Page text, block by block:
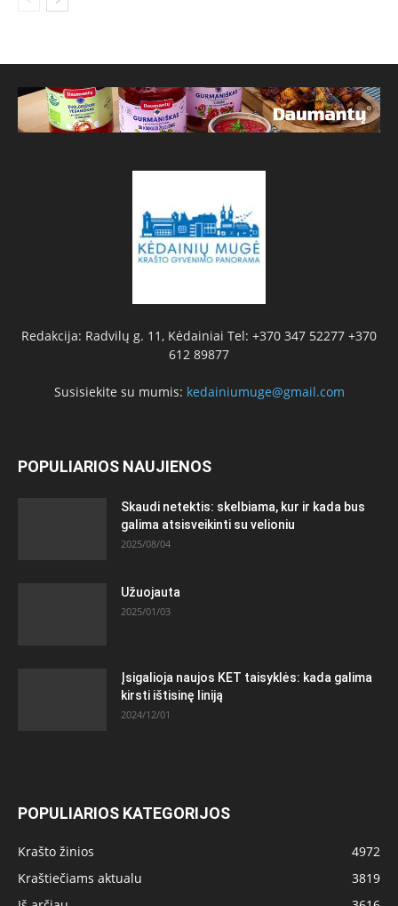
Redakcija: Radvilų g. 11, Kėdainiai Tel: +370 347 52277 +370
612 89877
Susisiekite su mumis: kedainiumuge@gmail.com
POPULIARIOS NAUJIENOS
Skaudi netektis: skelbiama, kur ir kada bus
galima atsisveikinti su velioniu
2025/08/04
Užuojauta
2025/01/03
Įsigalioja naujos KET taisyklės: kada galima
kirsti ištisinę liniją
2024/12/01
POPULIARIOS KATEGORIJOS
Krašto žinios
4972
Kraštiečiams aktualu
3819